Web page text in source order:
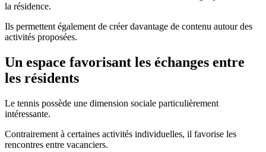
la résidence.
Ils permettent également de créer davantage de contenu autour des
activités proposées.
Un espace favorisant les échanges entre
les résidents
Le tennis possède une dimension sociale particulièrement
intéressante.
Contrairement à certaines activités individuelles, il favorise les
rencontres entre vacanciers.